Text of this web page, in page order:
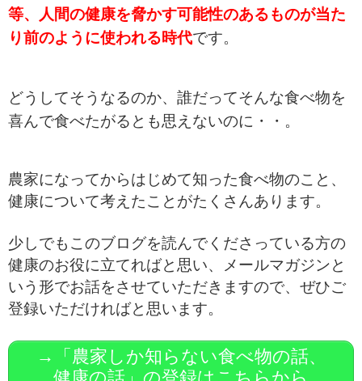
等、人間の健康を脅かす可能性のあるものが当た
り前のように使われる時代です。
どうしてそうなるのか、誰だってそんな食べ物を
喜んで食べたがるとも思えないのに・・。
農家になってからはじめて知った食べ物のこと、
健康について考えたことがたくさんあります。
少しでもこのブログを読んでくださっている方の
健康のお役に立てればと思い、メールマガジンと
いう形でお話をさせていただきますので、ぜひご
登録いただければと思います。
→「農家しか知らない食べ物の話、